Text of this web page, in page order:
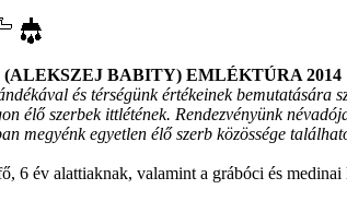
BABITY) EMLÉKTÚRA 2014
és térségünk értékeinek
élő szerbek ittlétének. Rendezvényünk
megyénk egyetlen élő szerb közössége
6 év alattiaknak, valamint a grábóci és medinai